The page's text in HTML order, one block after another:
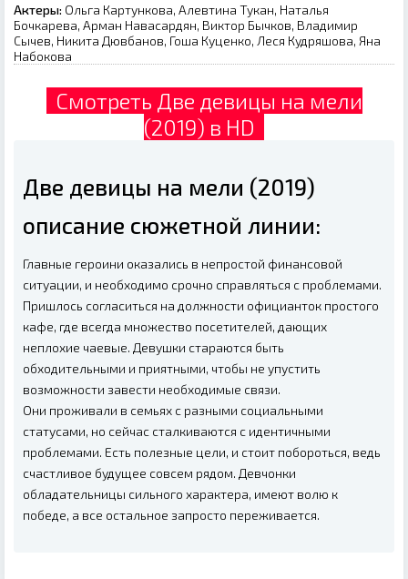
Актеры: Ольга Картункова, Алевтина Тукан, Наталья
Бочкарева, Арман Навасардян, Виктор Бычков, Владимир
Сычев, Никита Дювбанов, Гоша Куценко, Леся Кудряшова, Яна
Набокова
Смотреть Две девицы на мели
(2019) в HD
Две девицы на мели (2019)
описание сюжетной линии:
Главные героини оказались в непростой финансовой
ситуации, и необходимо срочно справляться с проблемами.
Пришлось согласиться на должности официанток простого
кафе, где всегда множество посетителей, дающих
неплохие чаевые. Девушки стараются быть
обходительными и приятными, чтобы не упустить
возможности завести необходимые связи.
Они проживали в семьях с разными социальными
статусами, но сейчас сталкиваются с идентичными
проблемами. Есть полезные цели, и стоит побороться, ведь
счастливое будущее совсем рядом. Девчонки
обладательницы сильного характера, имеют волю к
победе, а все остальное запросто переживается.